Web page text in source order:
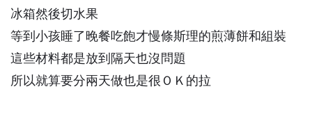
冰箱然後切水果
等到小孩睡了晚餐吃飽才慢條斯理的煎薄餅和組裝
這些材料都是放到隔天也沒問題
所以就算要分兩天做也是很ＯＫ的拉